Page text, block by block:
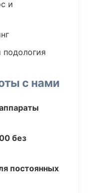
и
с нами
без
постоянных